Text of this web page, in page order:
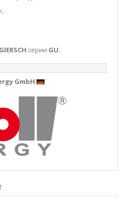
GIERSCH серии GU.
GmbH